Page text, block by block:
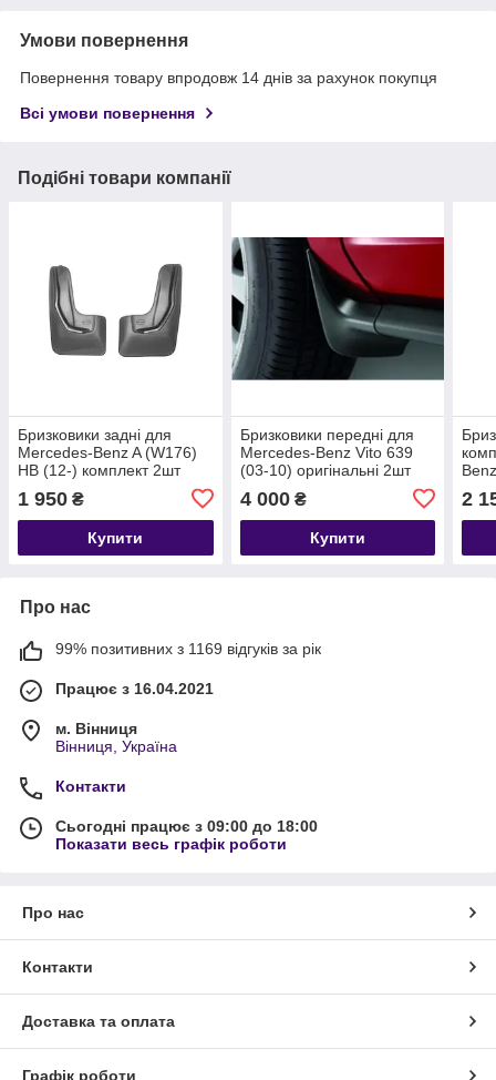
Умови повернення
Повернення товару впродовж 14 днів за рахунок покупця
Всі умови повернення
Подібні товари компанії
Бризковики задні для
Mercedes-Benz A (W176)
HB (12-) комплект 2шт
1 950 ₴
Купити
Бризковики передні для
Mercedes-Benz Vito 639
(03-10) оригінальні 2шт
4 000₴
Купити
2
Про нас
99% позитивних з 1169 відгуків за рік
Працює з 16.04.2021
м. Вінниця
Вінниця, Україна
Контакти
Сьогодні працює з 09:00 до 18:00
Показати весь графік роботи
Про нас
Контакти
Доставка та оплата
Графік роботи